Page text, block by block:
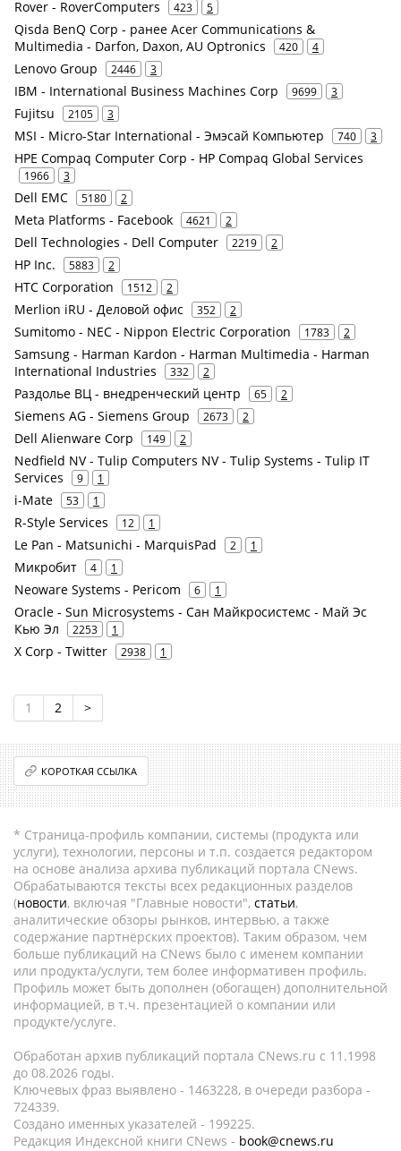
Rover - RoverComputers 423 5
Qisda BenQ Corp - ранее Acer Communications &
Multimedia - Darfon, Daxon, AU Optronics
420 4
Lenovo Group 2446 3
IBM - International Business Machines Corp 9699 3
Fujitsu 2105 3
MSI - Micro-Star International - Эмэсай Компьютер 740 3
HPE Compaq Computer Corp - HP Compaq Global Services
1966 3
Dell EMC 5180 2
Meta Platforms - Facebook 4621 2
Dell Technologies - Dell Computer 2219 2
HP Inc. 5883 2
HTC Corporation 1512 2
Merlion iRU - Деловой офис 352 2
Sumitomo - NEC - Nippon Electric Corporation 1783 2
Samsung - Harman Kardon - Harman Multimedia - Harman
International Industries
332 2
Раздолье ВЦ - внедренческий центр 65 2
Siemens AG - Siemens Group 2673 2
Dell Alienware Corp 149 2
Nedfield NV - Tulip Computers NV - Tulip Systems - Tulip IT
Services
9 1
i-Mate 53 1
R-Style Services 12 1
Le Pan - Matsunichi - MarquisPad 2 1
Микробит 4 1
Neoware Systems - Pericom 6 1
Oracle - Sun Microsystems - Сан Майкросистемс - Май Эс
Кью Эл
2253 1
X Corp - Twitter 2938 1
1 2 >
КОРОТКАЯ ССЫЛКА
* Страница-профиль компании, системы (продукта или
услуги), технологии, персоны и т.п. создается редактором
на основе анализа архива публикаций портала CNews.
Обрабатываются тексты всех редакционных разделов
(новости, включая "Главные новости", статьи,
аналитические обзоры рынков, интервью, а также
содержание партнёрских проектов). Таким образом, чем
больше публикаций на CNews было с именем компании
или продукта/услуги, тем более информативен профиль.
Профиль может быть дополнен (обогащен) дополнительной
информацией, в т.ч. презентацией о компании или
продукте/услуге.
Обработан архив публикаций портала CNews.ru c 11.1998
до 08.2026 годы.
Ключевых фраз выявлено - 1463228, в очереди разбора -
724339.
Создано именных указателей - 199225.
Редакция Индексной книги CNews - book@cnews.ru